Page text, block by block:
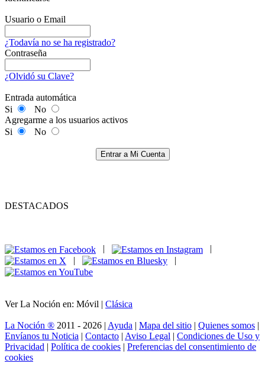
Usuario o Email
¿Todavía no se ha registrado?
Contraseña
¿Olvidó su Clave?
Entrada automática
Si
No
Agregarme a los usuarios activos
Si
No
Entrar a Mi Cuenta
DESTACADOS
|
|
|
|
Ver La Noción en: Móvil | Clásica
La Noción ® 2011 - 2026 | Ayuda | Mapa del sitio | Quienes somos |
Envíanos tu Noticia | Contacto | Aviso Legal | Condiciones de Uso y
Privacidad | Política de cookies | Preferencias del consentimiento de
cookies